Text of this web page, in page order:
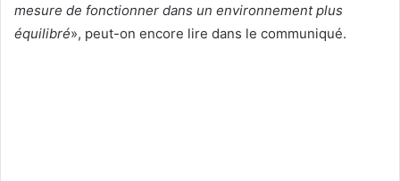
mesure de fonctionner dans un environnement plus
équilibré», peut-on encore lire dans le communiqué.